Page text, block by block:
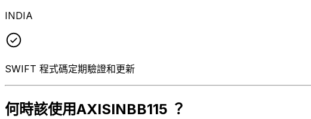
INDIA
SWIFT 程式碼定期驗證和更新
何時該使用AXISINBB115 ？